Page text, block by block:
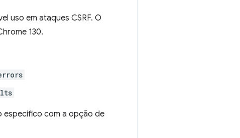
uso em ataques CSRF. O
130.
específico com a opção de